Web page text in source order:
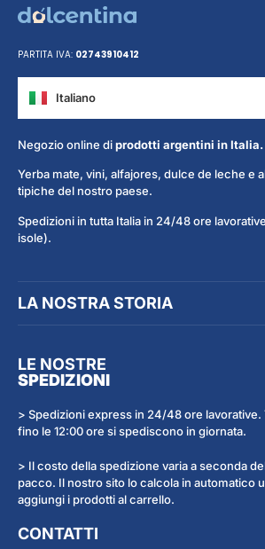
PARTITA IVA: 02743910412
Italiano
Español
Negozio online diprodotti argentini in Italia.
Yerba mate, vini, alfajores, dulce de leche e
tipiche del nostro paese.
Spedizioni in tutta Italia in 24/48 ore
isole).
LA NOSTRA STORIA
LE NOSTRE
SPEDIZIONI
> Spedizioni express in 24/48 ore lavorative.
fino le 12:00 ore si spediscono in giornata.
> Il costo della spedizione varia a seconda
pacco. Il nostro sito lo calcola in automatico
aggiungi i prodotti al carrello.
CONTATTI